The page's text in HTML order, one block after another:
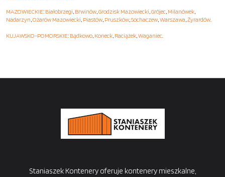
MAZOWIECKIE: Białobrzegi, Brwinów,Grodzisk Mazowiecki,Grójec, Milanówek,
Nadarzyn,Ożarów Mazowiecki, Piastów, Pruszków,Sochaczew,Warszawa,Żyrardów.
KUJAWSKO-POMORSKIE: Bądkowo, Koneck, Raciążek,Waganiec.
Staniaszek Kontenery oferuje kontenery mieszkalne,